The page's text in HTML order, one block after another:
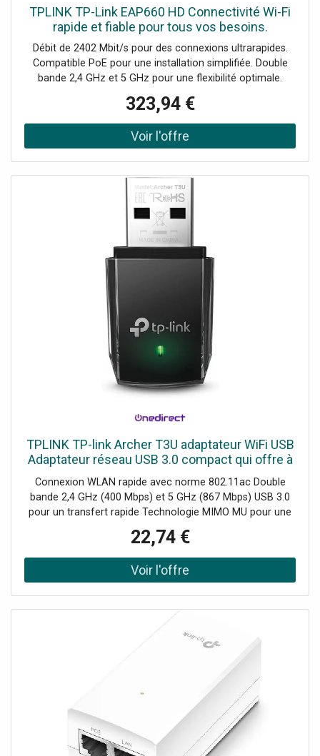
TPLINK TP-Link EAP660 HD Connectivité Wi-Fi
rapide et fiable pour tous vos besoins.
Débit de 2402 Mbit/s pour des connexions ultrarapides.
Compatible PoE pour une installation simplifiée. Double
bande 2,4 GHz et 5 GHz pour une flexibilité optimale.
le web pour une administration facile.
323,94 €
TPLINK TP-link Archer T3U adaptateur WiFi USB
Adaptateur réseau USB 3.0 compact qui offre à
votre PC une connexion WiFi rapide et fiable.
Connexion WLAN rapide avec norme 802.11ac Double
bande 2,4 GHz (400 Mbps) et 5 GHz (867 Mbps) USB 3.0
pour un transfert rapide Technologie MIMO MU pour une
transmission optimale vers plusieurs appareils Design
compact et portable Sécurité renforcée avec cryptage
WPA3 Compatible Windows et macOS Installation et
configuration faciles
22,74 €